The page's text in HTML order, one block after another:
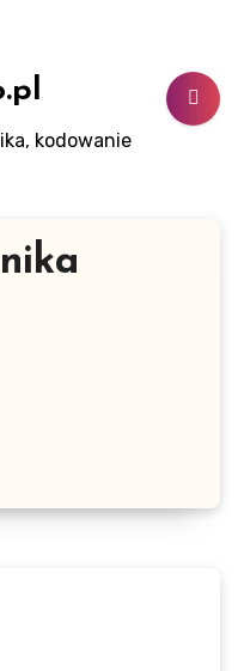
kodowanie